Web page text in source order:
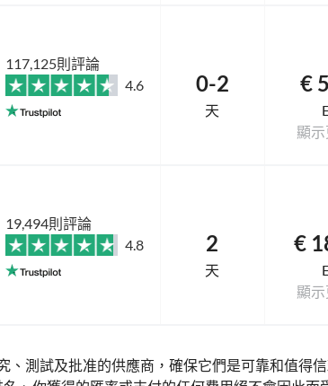
117,125則評論
4.6
0-2
天
€
顯
19,494則評論
4.8
2
天
€
顯
、測試及批准的供應商，確保它們是可靠和值得信